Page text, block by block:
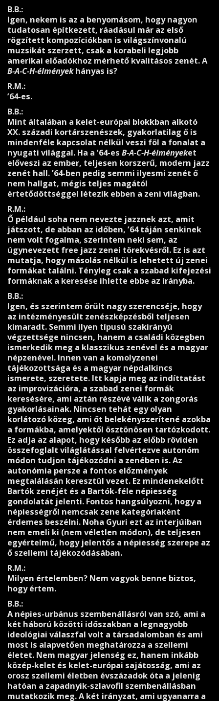
B.B.:
Igen, nekem is az a benyomásom, hogy nagyon
tudatosan építkezett, ráadásul már az első
rögzített kompozíciókban is világszínvonalú
muzsikát szerzett, csak a korabeli legjobb
amerikai előadókhoz mérhető kvalitásos zenét. A
B-A-C-H-élményekhányas is?
R.M.:
’64-es.
B.B.:
Mint általában a kelet-európai blokkban alkotó
XX. századi kortárszenészek, gyakorlatilag ő is
mindenféle kapcsolat nélkül veszi föl a fonalat a
nyugati világgal. Ha a ’64-es B-A-C-H-élményeket
előveszi az ember, teljesen korszerű, modern jazz
zenét hall. ’64-ben pedig semmi ilyesmi zenét ő
nem hallgat, mégis teljes magától
értetődöttséggel létezik ebben a zeni világban.
R.M.:
Ő például soha nem nevezte jazznek azt, amit
játszott, de abban az időben, ’64 táján senkinek
nem volt fogalma, szerintem neki sem, az
úgynevezett free jazz zenei törekvésről. Ez is azt
mutatja, hogy másolás nélkül is lehetett új zenei
formákat találni. Tényleg csak a szabad kifejezési
formáknak a keresése ihlette ebbe az irányba.
B.B.:
Igen, és szerintem őrült nagy szerencséje, hogy
az intézményesült zenészképzésből teljesen
kimaradt. Semmi ilyen típusú szakirányú
végzettsége nincsen, hanem a családi közegben
ismerkedik meg a klasszikus zenével és a magyar
népzenével. Innen van a komolyzenei
tájékozottsága és a magyar népdalkincs
ismerete, szeretete. Itt kapja meg az indíttatást
az improvizációra, a szabad zenei formák
keresésére, ami aztán részévé válik a zongorás
gyakorlásainak. Nincsen tehát egy olyan
korlátozó közeg, ami őt belekényszerítené azokba
a formákba, amelyektől ösztönösen tartózkodott.
Ez adja az alapot, hogy később az előbb röviden
összefoglalt világlátással felvértezve autonóm
módon tudjon tájékozódni a zenében is. Az
autonómia persze a fontos előzmények
megtalálásán keresztül vezet. Ez mindenekelőtt
Bartók zenéjét és a Bartók-féle népiesség
gondolatát jelenti. Fontos hangsúlyozni, hogy a
népiességről nemcsak zene kategóriaként
érdemes beszélni. Noha Gyuri ezt az interjúiban
nem emeli ki (nem véletlen módon), de teljesen
egyértelmű, hogy jelentős a népiesség szerepe az
ő szellemi tájékozódásában.
R.M.:
Milyen értelemben? Nem vagyok benne biztos,
hogy értem.
B.B.:
A népies-urbánus szembenállásról van szó, ami a
két háború közötti időszakban a legnagyobb
ideológiai válaszfal volt a társadalomban és ami
most is alapvetően meghatározza a szellemi
életet. Nem magyar jelenség ez, hanem inkább
közép-kelet és kelet-európai sajátosság, ami az
orosz szellemi életben évszázadok óta a jelenig
hatóan a zapadnyik-szlavofil szembenállásban
mutatkozik meg. A két irányzat, ami ugyanarra a